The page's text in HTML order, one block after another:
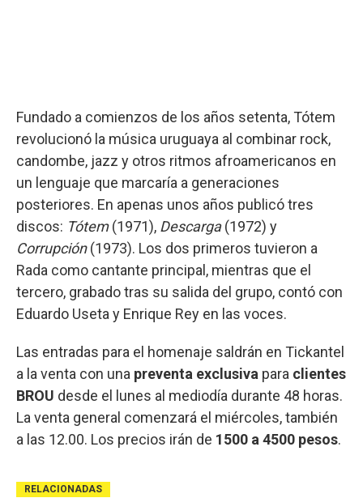
Fundado a comienzos de los años setenta, Tótem
revolucionó la música uruguaya al combinar rock,
candombe, jazz y otros ritmos afroamericanos en
un lenguaje que marcaría a generaciones
posteriores. En apenas unos años publicó tres
discos: Tótem(1971), Descarga(1972) y
Corrupción(1973). Los dos primeros tuvieron a
Rada como cantante principal, mientras que el
tercero, grabado tras su salida del grupo, contó con
Eduardo Useta y Enrique Rey en las voces.
Las entradas para el homenaje saldrán en Tickantel
a la venta con una preventa exclusiva para clientes
BROU desde el lunes al mediodía durante 48 horas.
La venta general comenzará el miércoles, también
a las 12.00. Los precios irán de 1500 a 4500 pesos.
RELACIONADAS